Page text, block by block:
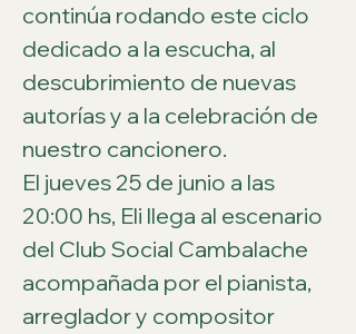
continúa rodando este ciclo
dedicado a la escucha, al
descubrimiento de nuevas
autorías y a la celebración de
nuestro cancionero.
El jueves 25 de junio a las
20:00 hs, Eli llega al escenario
del Club Social Cambalache
acompañada por el pianista,
arreglador y compositor